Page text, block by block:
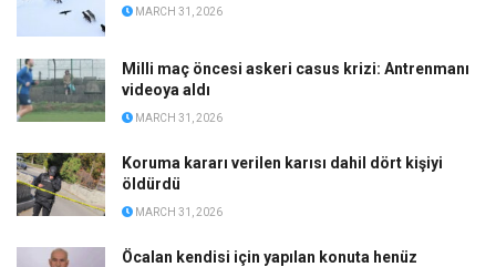
MARCH 31, 2026
Milli maç öncesi askeri casus krizi: Antrenmanı
videoya aldı
MARCH 31, 2026
Koruma kararı verilen karısı dahil dört kişiyi
öldürdü
MARCH 31, 2026
Öcalan kendisi için yapılan konuta henüz